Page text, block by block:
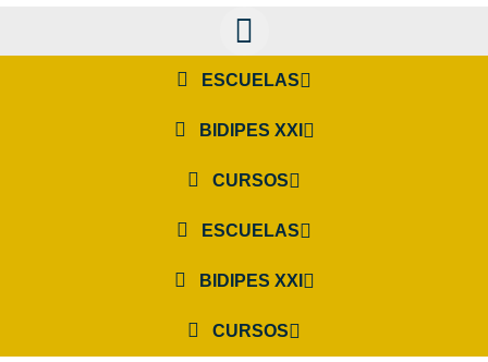
ESCUELAS
BIDIPES XXI
CURSOS
ESCUELAS
BIDIPES XXI
CURSOS